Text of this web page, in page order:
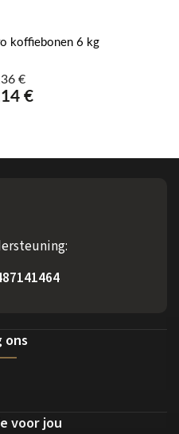
koffiebonen 6 kg
€
€
ons
voor jou